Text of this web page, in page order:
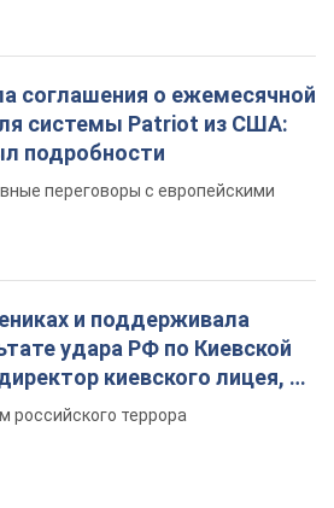
соглашения о ежемесячной
системы Patriot из США:
подробности
переговоры с европейскими
и поддерживала
удара РФ по Киевской
киевского лицея, её
российского террора